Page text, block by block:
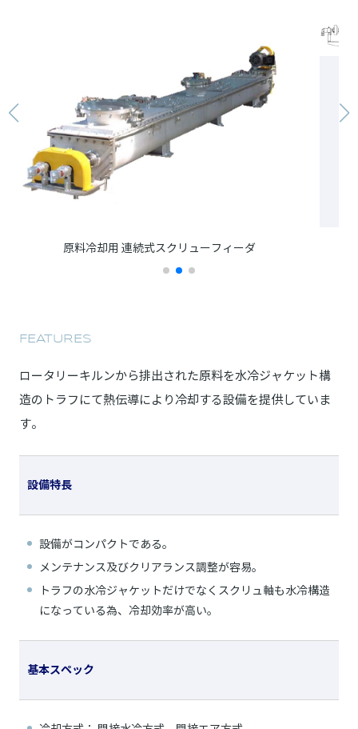
基本スペック 外形寸法
FEATURES
ロータリーキルンから排出された原料を水冷ジャケット構
造のトラフにて熱伝導により冷却する設備を提供していま
す。
設備特長
設備がコンパクトである。
メンテナンス及びクリアランス調整が容易。
トラフの水冷ジャケットだけでなくスクリュ軸も水冷構造
になっている為、冷却効率が高い。
基本スペック